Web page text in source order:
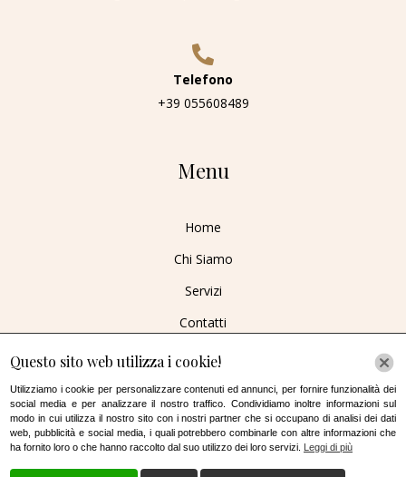
Telefono
+39 055608489
Menu
Home
Chi Siamo
Servizi
Contatti
Cookie Policy/Privacy policy
Questo sito web utilizza i cookie!
Utilizziamo i cookie per personalizzare contenuti ed annunci, per fornire funzionalità dei
social media e per analizzare il nostro traffico. Condividiamo inoltre informazioni sul
modo in cui utilizza il nostro sito con i nostri partner che si occupano di analisi dei dati
web, pubblicità e social media, i quali potrebbero combinarle con altre informazioni che
ha fornito loro o che hanno raccolto dal suo utilizzo dei loro servizi. Leggi di più